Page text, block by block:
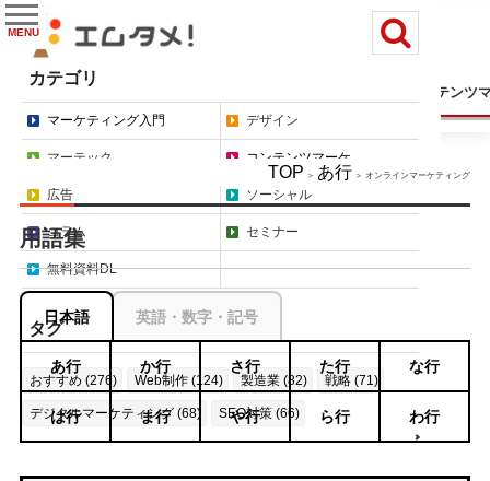
コンテンツ
MENU
カテゴリ
マーケティング入門 デザイン
マーテック コンテンツマーケ
広告 ソーシャル
コラム セミナー
無料資料DL
タグ
おすすめ (276) Web制作 (124) 製造業 (82) 戦略 (71)
デジタルマーケティング (68)
SEO対策 (66)
もっと見る
TOP ＞ あ行 ＞ オンラインマーケティング
用語集
日本語 英語・数字・記号
あ行 か行 さ行 た行 な行
は行 ま行 や行 ら行 わ行